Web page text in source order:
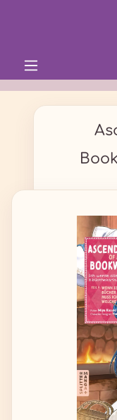
Bildergalerie